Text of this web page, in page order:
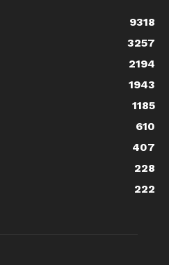
9318
3257
2194
1943
1185
610
407
228
222